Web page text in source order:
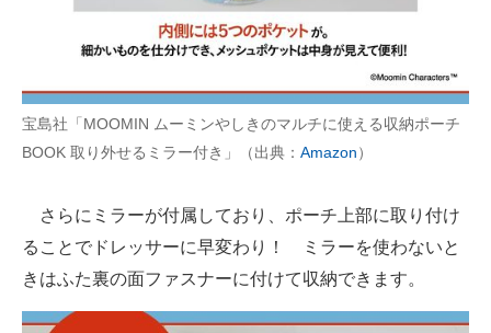
宝島社「MOOMIN ムーミンやしきのマルチに使える収納ポーチ
BOOK 取り外せるミラー付き」（出典： Amazon）
さらにミラーが付属しており、ポーチ上部に取り付け
ることでドレッサーに早変わり！ ミラーを使わないと
きはふた裏の面ファスナーに付けて収納できます。